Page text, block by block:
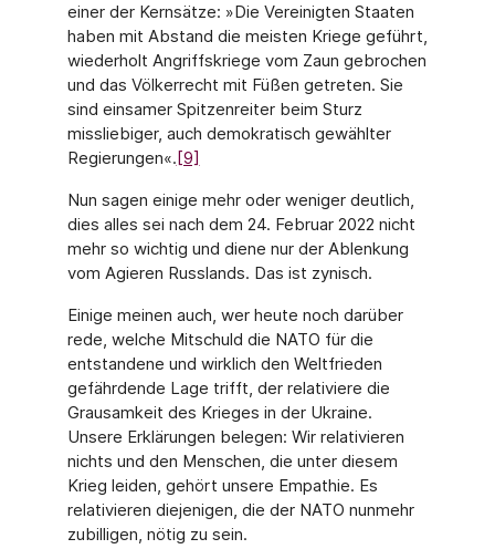
einer der Kernsätze: »Die Vereinigten Staaten
haben mit Abstand die meisten Kriege geführt,
wiederholt Angriffskriege vom Zaun gebrochen
und das Völkerrecht mit Füßen getreten. Sie
sind einsamer Spitzenreiter beim Sturz
missliebiger, auch demokratisch gewählter
Regierungen«.[9]
Nun sagen einige mehr oder weniger deutlich,
dies alles sei nach dem 24. Februar 2022 nicht
mehr so wichtig und diene nur der Ablenkung
vom Agieren Russlands. Das ist zynisch.
Einige meinen auch, wer heute noch darüber
rede, welche Mitschuld die NATO für die
entstandene und wirklich den Weltfrieden
gefährdende Lage trifft, der relativiere die
Grausamkeit des Krieges in der Ukraine.
Unsere Erklärungen belegen: Wir relativieren
nichts und den Menschen, die unter diesem
Krieg leiden, gehört unsere Empathie. Es
relativieren diejenigen, die der NATO nunmehr
zubilligen, nötig zu sein.